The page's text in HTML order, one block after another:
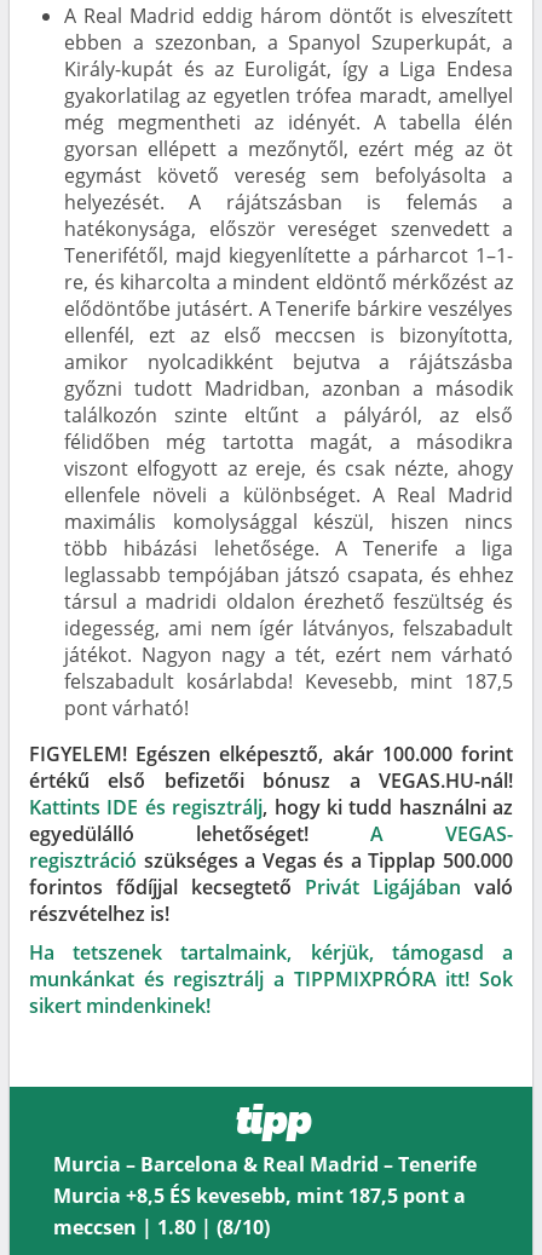
A Real Madrid eddig három döntőt is elveszített
ebben a szezonban, a Spanyol Szuperkupát, a
Király-kupát és az Euroligát, így a Liga Endesa
gyakorlatilag az egyetlen trófea maradt, amellyel
még megmentheti az idényét. A tabella élén
gyorsan ellépett a mezőnytől, ezért még az öt
egymást követő vereség sem befolyásolta a
helyezését. A rájátszásban is felemás a
hatékonysága, először vereséget szenvedett a
Tenerifétől, majd kiegyenlítette a párharcot 1–1-
re, és kiharcolta a mindent eldöntő mérkőzést az
elődöntőbe jutásért. A Tenerife bárkire veszélyes
ellenfél, ezt az első meccsen is bizonyította,
amikor nyolcadikként bejutva a rájátszásba
győzni tudott Madridban, azonban a második
találkozón szinte eltűnt a pályáról, az első
félidőben még tartotta magát, a másodikra
viszont elfogyott az ereje, és csak nézte, ahogy
ellenfele növeli a különbséget. A Real Madrid
maximális komolysággal készül, hiszen nincs
több hibázási lehetősége. A Tenerife a liga
leglassabb tempójában játszó csapata, és ehhez
társul a madridi oldalon érezhető feszültség és
idegesség, ami nem ígér látványos, felszabadult
játékot. Nagyon nagy a tét, ezért nem várható
felszabadult kosárlabda! Kevesebb, mint 187,5
pont várható!
FIGYELEM! Egészen elképesztő, akár 100.000 forint
értékű első befizetői bónusz a VEGAS.HU-nál!
Kattints IDE és regisztrálj, hogy ki tudd használni az
egyedülálló lehetőséget! A VEGAS-
regisztráció szükséges a Vegas és a Tipplap 500.000
forintos fődíjjal kecsegtető Privát Ligájában való
részvételhez is!
Ha tetszenek tartalmaink, kérjük, támogasd a
munkánkat és regisztrálj a TIPPMIXPRÓRA itt! Sok
sikert mindenkinek!
tipp
Murcia – Barcelona & Real Madrid – Tenerife
Murcia +8,5 ÉS kevesebb, mint 187,5 pont a
meccsen | 1.80 | (8/10)